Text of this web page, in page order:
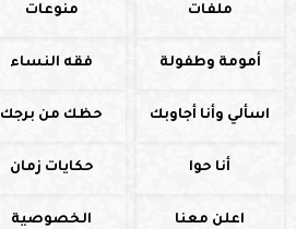
ملفات منوعات
أمومة وطفولة فقه النساء
اسألي وأنا أجاوبك حظك من برجك
أنا حوا حكايات زمان
اعلن معنا الخصوصية